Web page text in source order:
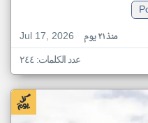
Jul 17, 2026
منذ ٢١ يوم
عدد الكلمات: ٢٤٤